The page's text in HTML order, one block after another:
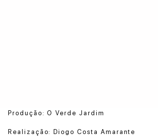
Produção: O Verde Jardim
Realização: Diogo Costa Amarante